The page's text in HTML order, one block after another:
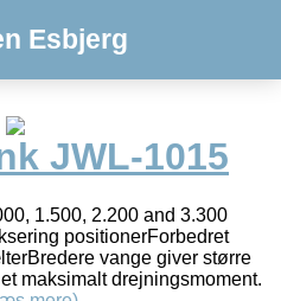
Esbjerg
JWL-1015
1.500, 2.200 and 3.300
positionerForbedret
vange giver større
maksimalt drejningsmoment.